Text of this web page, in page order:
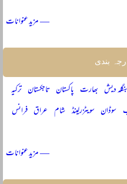
— مزید عنوانات
بندی
بنگلہ دیش بھارت پاکستان تاجکستان ترکیہ
سوڈان سویٹزرلینڈ شام عراق فرانس
— مزید عنوانات